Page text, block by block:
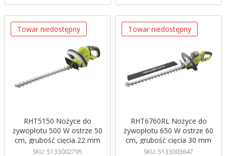
Towar niedostępny
RHT5150 Nożyce do
żywopłotu 500 W ostrze 50
cm, grubość cięcia 22 mm
Ryobi
SKU: 5133002795
Towar niedostępny
RHT6760RL Nożyce do
żywopłotu 650 W ostrze 60
cm, grubość cięcia 30 mm
Ryobi
SKU: 5133003647